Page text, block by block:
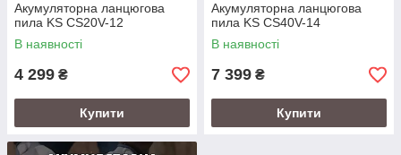
Акумуляторна ланцюгова
пила KS CS20V-12
В наявності
4 299 ₴
Купити
Акумуляторна ланцюгова
пила KS CS40V-14
В наявності
7 399 ₴
Купити